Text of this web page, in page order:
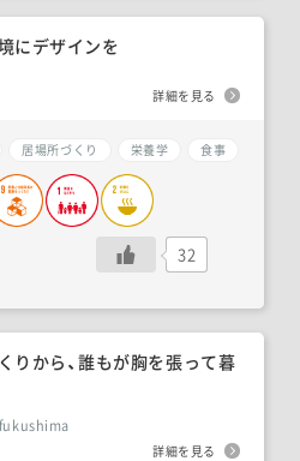
りから、誰もが胸を張って暮
詳細を見る
にデザインを
詳細を見る
居場所づくり 栄養学 食事
32